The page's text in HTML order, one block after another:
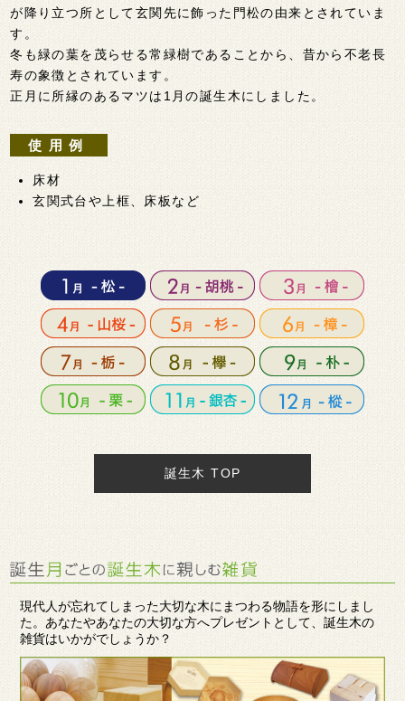
が降り立つ所として玄関先に飾った門松の由来とされていま
す。
冬も緑の葉を茂らせる常緑樹であることから、昔から不老長
寿の象徴とされています。
正月に所縁のあるマツは1月の誕生木にしました。
使用例
床材
玄関式台や上框、床板など
誕生木 TOP
現代人が忘れてしまった大切な木にまつわる物語を形にしまし
た。あなたやあなたの大切な方へプレゼントとして、誕生木の
雑貨はいかがでしょうか？